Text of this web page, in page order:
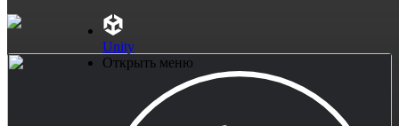
Unity
Открыть меню